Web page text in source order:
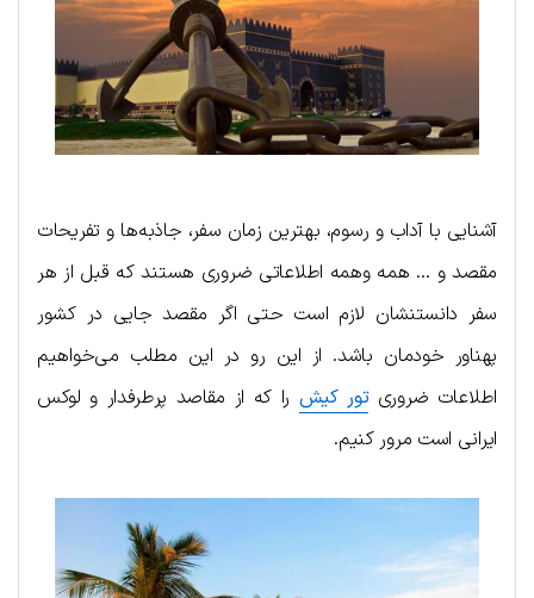
آشنایی با آداب و رسوم، بهترین زمان سفر، جاذبه‌ها و تفریحات
مقصد و … همه وهمه اطلاعاتی ضروری هستند که قبل از هر
سفر دانستنشان لازم است حتی اگر مقصد جایی در کشور
پهناور خودمان باشد. از این رو در این مطلب می‌خواهیم
اطلاعات ضروریتور کیش را که از مقاصد پرطرفدار و لوکس
ایرانی است مرور کنیم.